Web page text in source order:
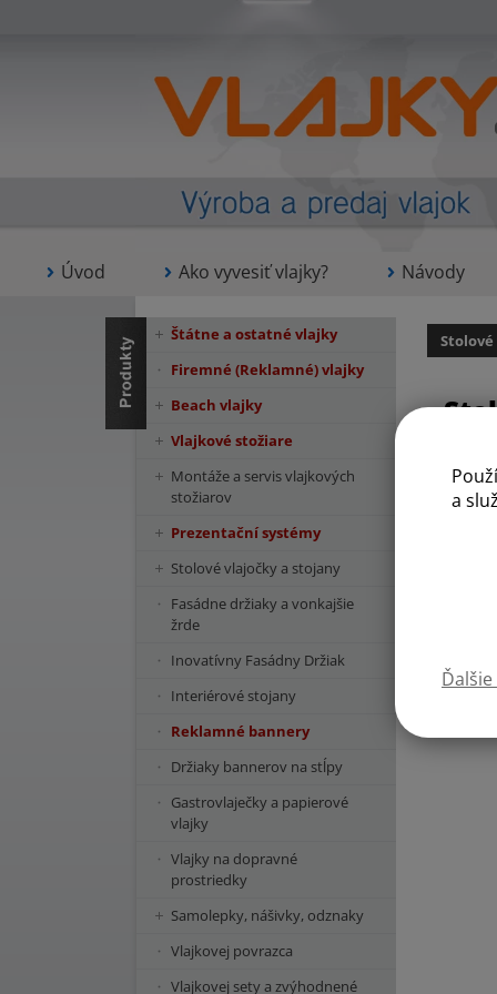
a
Úvod Ako vyvesiť vlajky? Návody
Štátne a ostatné vlajky
Firemné (Reklamné) vlajky
Beach vlajky
Vlajkové stožiare
Montáže a servis vlajkových
stožiarov
Prezentační systémy
Stolové vlajočky a stojany
Fasádne držiaky a vonkajšie
žrde
Inovatívny Fasádny Držiak
Interiérové stojany
Reklamné bannery
Držiaky bannerov na stĺpy
Gastrovlaječky a papierové
vlajky
Vlajky na dopravné
prostriedky
Samolepky, nášivky, odznaky
Vlajkovej povrazca
Vlajkovej sety a zvýhodnené